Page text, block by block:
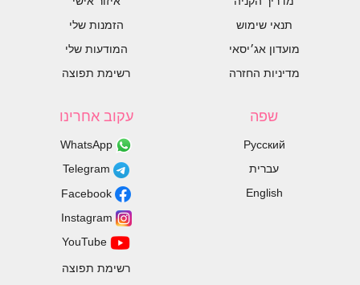
תנאי שימוש
מועדון אג׳יסאי
מדיניות החזרה
הזמנות שלי
המודעות שלי
רשימת תפוצה
שפה
Русский
עברית
English
עקוב אחרינו
רשימת תפוצה